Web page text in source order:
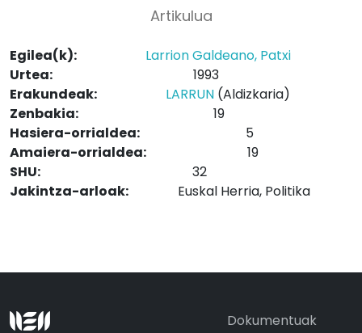
Artikulua
Egilea(k):
Larrion Galdeano, Patxi
Urtea:
1993
Erakundeak:
LARRUN (Aldizkaria)
Zenbakia:
19
Hasiera-orrialdea:
5
Amaiera-orrialdea:
19
SHU:
32
Jakintza-arloak:
Euskal Herria, Politika
Dokumentuak